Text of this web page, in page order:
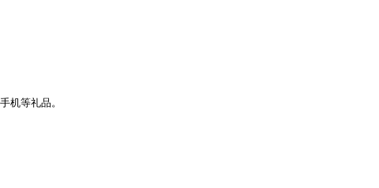
机等礼品。